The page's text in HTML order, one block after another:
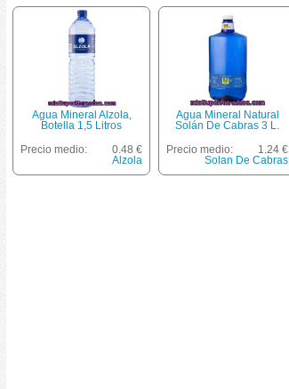
Agua Mineral Alzola,
Botella 1,5 Litros
Precio medio:
0.48 €
Alzola
Agua Mineral Natural
Solán De Cabras 3 L.
Precio medio:
1.24 €
Solan De Cabras